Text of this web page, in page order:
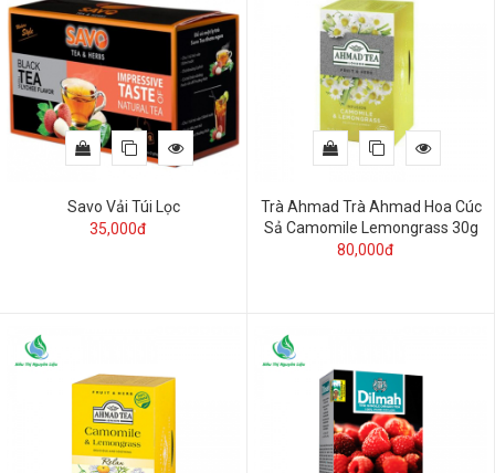
Savo Vải Túi Lọc
35,000đ
Trà Ahmad Trà Ahmad Hoa Cúc
Sả Camomile Lemongrass 30g
80,000đ